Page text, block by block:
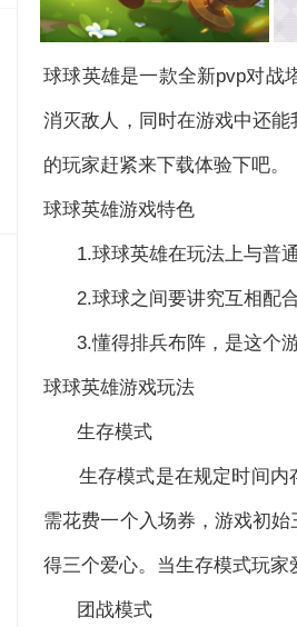
球球英雄是一款全新pvp对战
消灭敌人，同时在游戏中还
的玩家赶紧来下载体验下吧。
球球英雄游戏特色
1.球球英雄在玩法上与普
2.球球之间要讲究互相配
3.懂得排兵布阵，是这个游
球球英雄游戏玩法
生存模式
生存模式是在规定时间内
需花费一个入场券，游戏初
得三个爱心。当生存模式玩家
团战模式